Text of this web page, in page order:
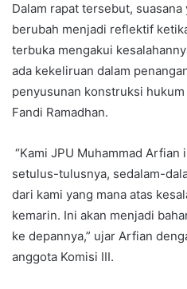
Dalam rapat tersebut,
berubah menjadi reflektif
terbuka mengakui
ada kekeliruan dalam
penyusunan konstruksi
Fandi Ramadhan.
“Kami JPU Muhammad Arfian
setulus-tulusnya, sedalam-
dari kami yang mana atas
kemarin. Ini akan menjadi
ke depannya,” ujar Arfian
anggota Komisi III.